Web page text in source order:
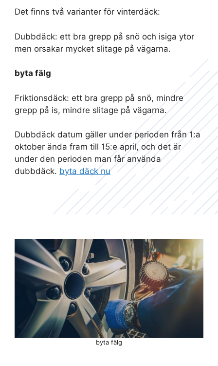
Det finns två varianter för vinterdäck:
Dubbdäck: ett bra grepp på snö och isiga ytor
men orsakar mycket slitage på vägarna.
byta fälg
Friktionsdäck: ett bra grepp på snö, mindre
grepp på is, mindre slitage på vägarna.
Dubbdäck datum gäller under perioden från 1:a
oktober ända fram till 15:e april, och det är
under den perioden man får använda
dubbdäck. byta däck nu
byta fälg